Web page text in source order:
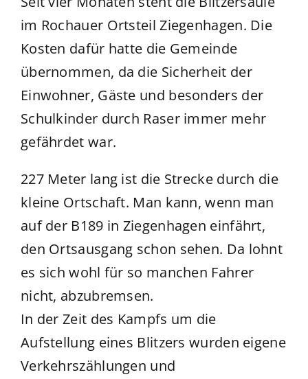
im Rochauer Ortsteil Ziegenhagen. Die
Kosten dafür hatte die Gemeinde
übernommen, da die Sicherheit der
Einwohner, Gäste und besonders der
Schulkinder durch Raser immer mehr
gefährdet war.
227 Meter lang ist die Strecke durch die
kleine Ortschaft. Man kann, wenn man
auf der B189 in Ziegenhagen einfährt,
den Ortsausgang schon sehen. Da lohnt
es sich wohl für so manchen Fahrer
nicht, abzubremsen.
In der Zeit des Kampfs um die
Aufstellung eines Blitzers wurden eigene
Verkehrszählungen und